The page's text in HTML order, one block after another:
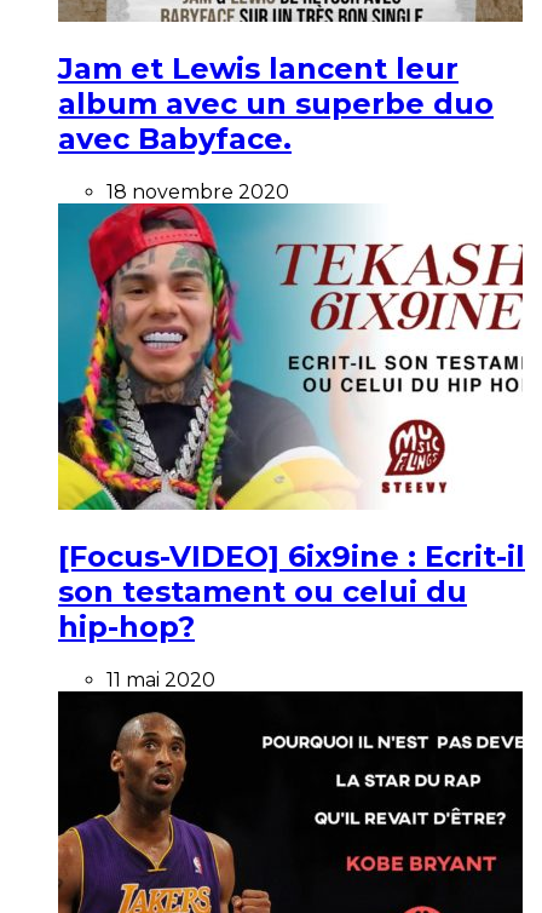
Jam et Lewis lancent leur
album avec un superbe duo
avec Babyface.
18 novembre 2020
[Focus-VIDEO] 6ix9ine : Ecrit-il
son testament ou celui du
hip-hop?
11 mai 2020